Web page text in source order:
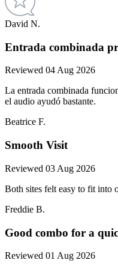
David N.
Entrada combinada
Reviewed 04 Aug 2026
La entrada combinada
el audio ayudó bastante.
Beatrice F.
Smooth Visit
Reviewed 03 Aug 2026
Both sites felt easy to fit into
Freddie B.
Good combo for a
Reviewed 01 Aug 2026